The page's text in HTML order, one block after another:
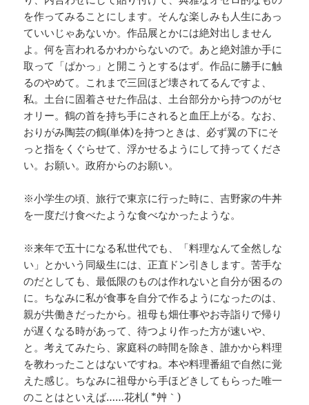
を作ってみることにします。そんな楽しみも人生にあっ
ていいじゃあないか。作品展とかには絶対出しません
よ。何を言われるかわからないので。あと絶対誰か手に
取って「ぱかっ」と開こうとするはず。作品に勝手に触
るのやめて。これまで三回ほど壊されてるんですよ、
私。土台に固着させた作品は、土台部分から持つのがセ
オリー。鶴の首を持ち手にされると血圧上がる。なお、
おりがみ陶芸の鶴(単体)を持つときは、必ず翼の下にそ
っと指をくぐらせて、浮かせるようにして持ってくださ
い。お願い。政府からのお願い。
※小学生の頃、旅行で東京に行った時に、吉野家の牛丼
を一度だけ食べたような食べなかったような。
※来年で五十になる私世代でも、「料理なんて全然しな
い」とかいう同級生には、正直ドン引きします。苦手な
のだとしても、最低限のものは作れないと自分が困るの
に。ちなみに私が食事を自分で作るようになったのは、
親が共働きだったから。祖母も畑仕事やお寺詣りで帰り
が遅くなる時があって、待つより作った方が速いや、
と。考えてみたら、家庭科の時間を除き、誰かから料理
を教わったことはないですね。本や料理番組で自然に覚
えた感じ。ちなみに祖母から手ほどきしてもらった唯一
のことはといえば……花札( *´艸｀)